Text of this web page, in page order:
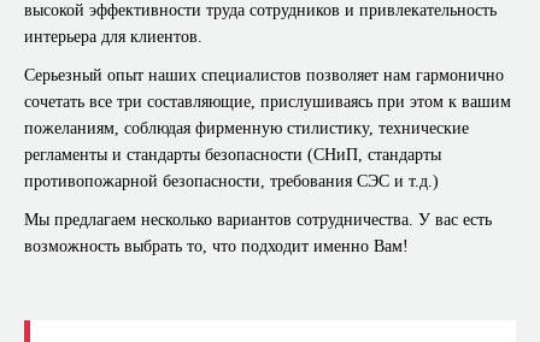
высокой эффективности труда сотрудников и привлекательность
интерьера для клиентов.
Серьезный опыт наших специалистов позволяет нам гармонично
сочетать все три составляющие, прислушиваясь при этом к вашим
пожеланиям, соблюдая фирменную стилистику, технические
регламенты и стандарты безопасности (СНиП, стандарты
противопожарной безопасности, требования СЭС и т.д.)
Мы предлагаем несколько вариантов сотрудничества. У вас есть
возможность выбрать то, что подходит именно Вам!